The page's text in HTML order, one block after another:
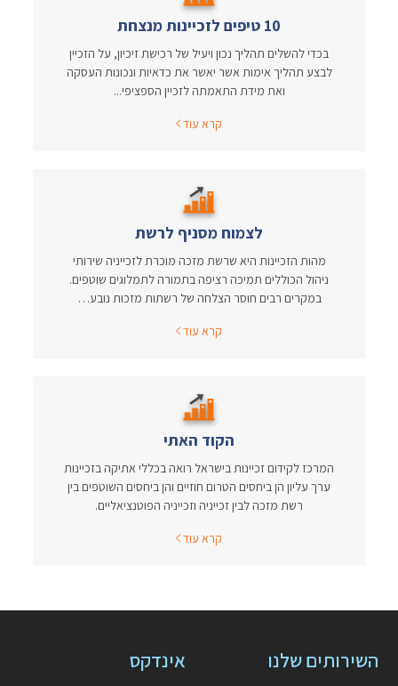
10 טיפים לזכיינות מנצחת
בכדי להשלים תהליך נכון ויעיל של רכישת זיכיון, על הזכיין
לבצע תהליך אימות אשר יאשר את כדאיות ונכונות העסקה
ואת מידת התאמתה לזכיין הספציפי...
קרא עוד
לצמוח מסניף לרשת
מהות הזכיינות היא שרשת מזכה מוכרת לזכייניה שירותי
ניהול הכוללים תמיכה רציפה בתמורה לתמלוגים שוטפים.
במקרים רבים חוסר הצלחה של רשתות מזכות נובע…
קרא עוד
הקוד האתי
המרכז לקידום זכיינות בישראל רואה בכללי אתיקה בזכיינות
ערך עליון הן ביחסים הטרום חוזיים והן ביחסים השוטפים בין
רשת מזכה לבין זכייניה וזכייניה הפוטנציאליים.
קרא עוד
השירותים שלנו אינדקס